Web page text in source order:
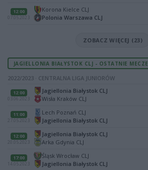
12:00
07.05.2023
Korona Kielce CLJ
Polonia Warszawa CLJ
ZOBACZ WIĘCEJ (23)
JAGIELLONIA BIAŁYSTOK CLJ - OSTATNIE MECZE
2022/2023 · CENTRALNA LIGA JUNIORÓW
12:00
03.06.2023
Jagiellonia Białystok CLJ
Wisła Kraków CLJ
11:00
27.05.2023
Lech Poznań CLJ
Jagiellonia Białystok CLJ
12:00
20.05.2023
Jagiellonia Białystok CLJ
Arka Gdynia CLJ
17:00
14.05.2023
Śląsk Wrocław CLJ
Jagiellonia Białystok CLJ